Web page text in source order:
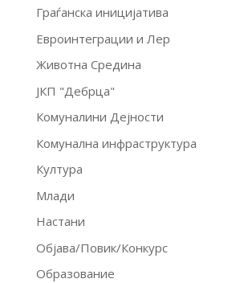
Граѓанска иницијатива
Евроинтеграции и Лер
Животна Средина
ЈКП "Дебрца"
Комуналини Дејности
Комунална инфраструктура
Култура
Млади
Настани
Објава/Повик/Конкурс
Образование